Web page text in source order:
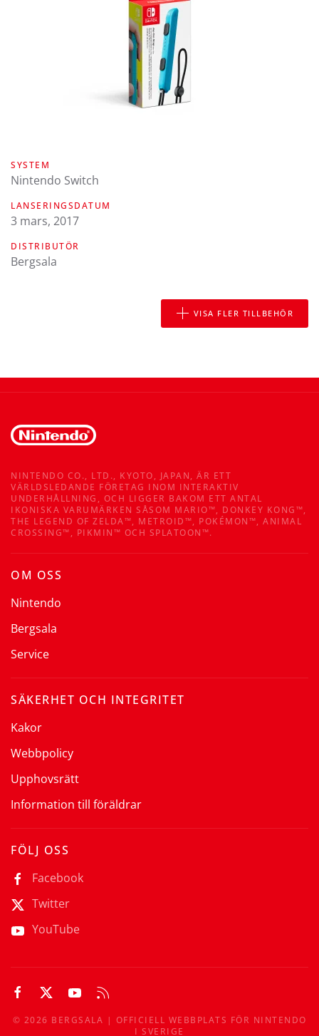
SYSTEM
Nintendo Switch
LANSERINGSDATUM
3 mars, 2017
DISTRIBUTÖR
Bergsala
VISA FLER TILLBEHÖR
NINTENDO CO., LTD., KYOTO, JAPAN, ÄR ETT
VÄRLDSLEDANDE FÖRETAG INOM INTERAKTIV
UNDERHÅLLNING, OCH LIGGER BAKOM ETT ANTAL
IKONISKA VARUMÄRKEN SÅSOM MARIO™, DONKEY KONG™,
THE LEGEND OF ZELDA™, METROID™, POKÉMON™, ANIMAL
CROSSING™, PIKMIN™ OCH SPLATOON™.
OM OSS
Nintendo
Bergsala
Service
SÄKERHET OCH INTEGRITET
Kakor
Webbpolicy
Upphovsrätt
Information till föräldrar
FÖLJ OSS
Facebook
Twitter
YouTube
© 2026 BERGSALA | OFFICIELL WEBBPLATS FÖR NINTENDO
I SVERIGE